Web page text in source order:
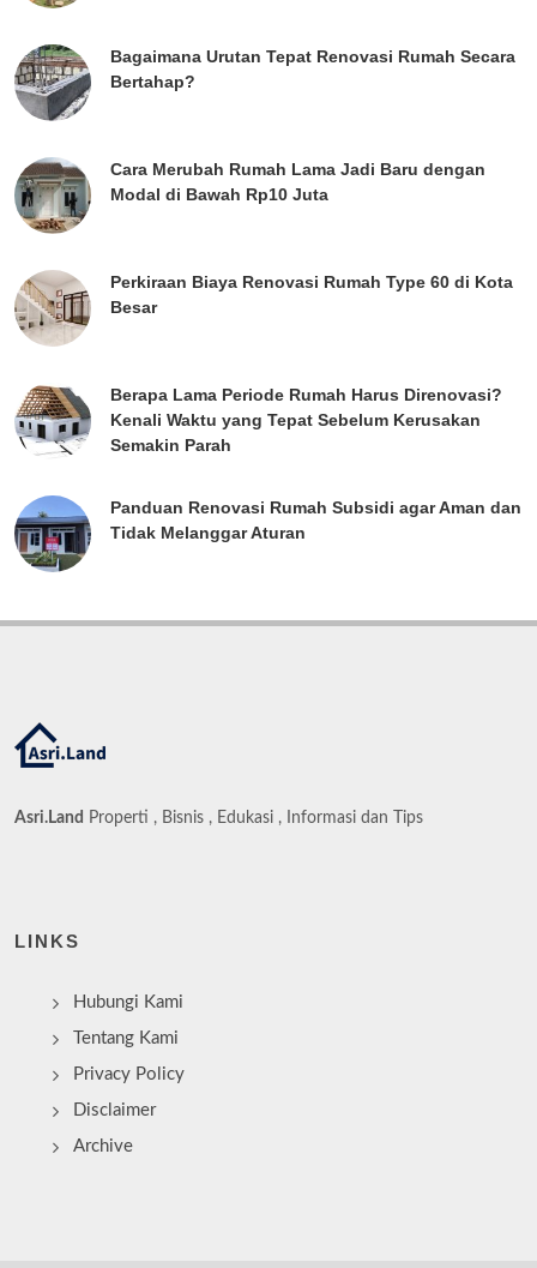
Bagaimana Urutan Tepat Renovasi Rumah Secara
Bertahap?
Cara Merubah Rumah Lama Jadi Baru dengan
Modal di Bawah Rp10 Juta
Perkiraan Biaya Renovasi Rumah Type 60 di Kota
Besar
Berapa Lama Periode Rumah Harus Direnovasi?
Kenali Waktu yang Tepat Sebelum Kerusakan
Semakin Parah
Panduan Renovasi Rumah Subsidi agar Aman dan
Tidak Melanggar Aturan
Asri.Land Properti , Bisnis , Edukasi , Informasi dan Tips
LINKS
Hubungi Kami
Tentang Kami
Privacy Policy
Disclaimer
Archive